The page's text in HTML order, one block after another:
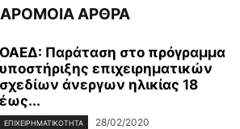
ΑΡΘΡΑ
ΟΑΕΔ: Παράταση στο πρόγραμμα
υποστήριξης επιχειρηματικών
σχεδίων άνεργων ηλικίας 18
έως...
ΕΠΙΧΕΙΡΗΜΑΤΙΚΌΤΗΤΑ 28/02/2020